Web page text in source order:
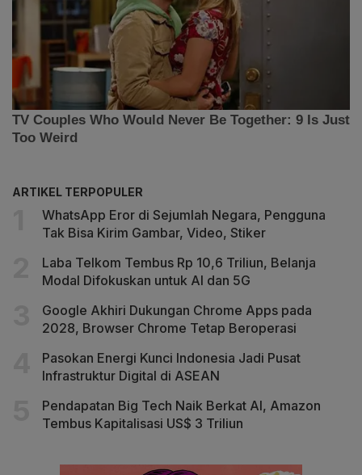
ARTIKEL TERPOPULER
WhatsApp Eror di Sejumlah Negara, Pengguna
Tak Bisa Kirim Gambar, Video, Stiker
Laba Telkom Tembus Rp 10,6 Triliun, Belanja
Modal Difokuskan untuk AI dan 5G
Google Akhiri Dukungan Chrome Apps pada
2028, Browser Chrome Tetap Beroperasi
Pasokan Energi Kunci Indonesia Jadi Pusat
Infrastruktur Digital di ASEAN
Pendapatan Big Tech Naik Berkat AI, Amazon
Tembus Kapitalisasi US$ 3 Triliun